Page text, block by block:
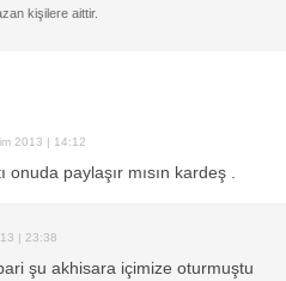
2013 | 14:12
paylaşır mısın kardeş .
| 23:38
şu akhisara içimize oturmuştu